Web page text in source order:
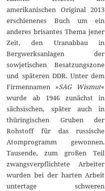
amerikanischen Original 2013
erschienenes Buch um ein
anderes brisantes Thema jener
Zeit, den Uranabbau in
Bergwerksanlagen der
sowjetischen Besatzungszone
und späteren DDR. Unter dem
Firmennamen »SAG Wismut«
wurde ab 1946 zunächst in
sächsischen, später auch in
thüringischen Gruben der
Rohstoff für das russische
Atomprogramm gewonnen.
Tausende, zum großen Teil
zwangsverpflichtete Arbeiter
wurden bei der harten Arbeit
untertage schweren